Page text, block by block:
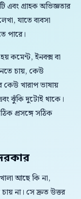
এবং গ্রাহক অভিজ্ঞতার
যাতে ব্যবসা
পারে।
কমেন্ট, ইনবক্স বা
চায়, কেউ
খারাপ ভাষায়
ঝুঁকি দুটোই থাকে।
প্রসঙ্গে সঠিক
আছে কি না,
না। সে দ্রুত উত্তর